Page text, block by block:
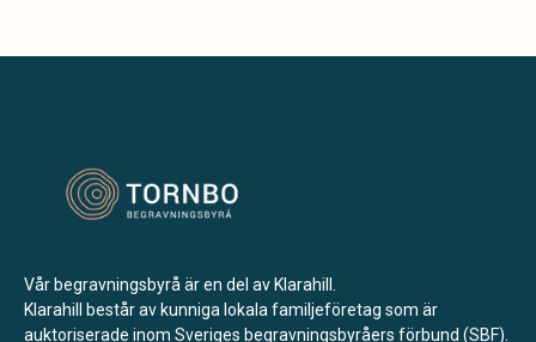
Vår begravningsbyrå är en del av Klarahill.
Klarahill består av kunniga lokala familjeföretag som är
auktoriserade inom Sveriges begravningsbyråers förbund (SBF).